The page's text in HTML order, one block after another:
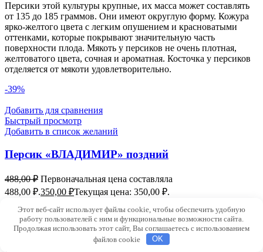
Персики этой культуры крупные, их масса может составлять
от 135 до 185 граммов. Они имеют округлую форму. Кожура
ярко-желтого цвета с легким опушением и красноватыми
оттенками, которые покрывают значительную часть
поверхности плода. Мякоть у персиков не очень плотная,
желтоватого цвета, сочная и ароматная. Косточка у персиков
отделяется от мякоти удовлетворительно.
-39%
Добавить для сравнения
Быстрый просмотр
Добавить в список желаний
Персик «ВЛАДИМИР» поздний
488,00₽ Первоначальная цена составляла
488,00 ₽.350,00 ₽Текущая цена: 350,00 ₽.
Персиковое дерево "Владимир" - это среднерослое,
многолетнее растение, которое может достигать высоты до 5
метров. У него компактная крона. Цветки на дереве похожи
на шиповниковые и имеют бледно-розовую окраску.
Этот веб-сайт использует файлы cookie, чтобы обеспечить удобную
работу пользователей с ним и функциональные возможности сайта.
Продолжая использовать этот сайт, Вы соглашаетесь с использованием
файлов cookie
OK